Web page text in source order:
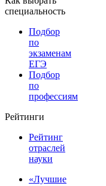
специальность
Подбор
по
экзаменам
ЕГЭ
Подбор
по
профессиям
Рейтинги
Рейтинг
отраслей
науки
«Лучшие